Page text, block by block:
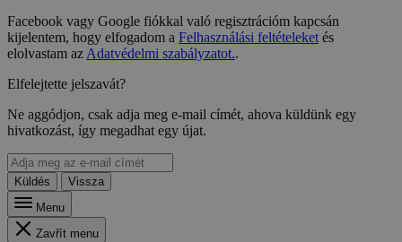
Facebook vagy Google fiókkal való regisztrációm kapcsán
kijelentem, hogy elfogadom a Felhasználási feltételeketés
elolvastam azAdatvédelmi szabályzatot..
Elfelejtette jelszavát?
Ne aggódjon, csak adja meg e-mail címét, ahova küldünk egy
hivatkozást, így megadhat egy újat.
Küldés
Vissza
Menu
Zavřít menu